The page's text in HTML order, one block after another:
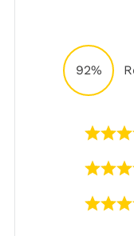
92%